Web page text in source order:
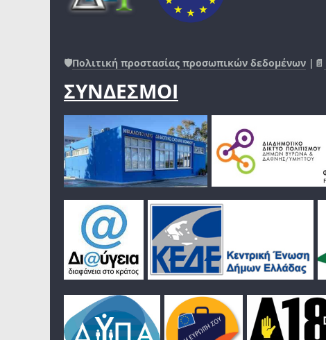
🛡️Πολιτική προστασίας προσωπικών δεδομένων |📄
ΣΥΝΔΕΣΜΟΙ